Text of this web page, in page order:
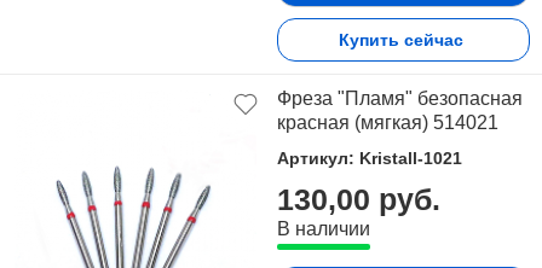
Купить сейчас
Фреза "Пламя" безопасная
красная (мягкая) 514021
Артикул: Kristall-1021
130,00 руб.
В наличии